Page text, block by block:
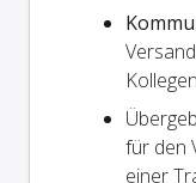
Kollegen
für den
einer